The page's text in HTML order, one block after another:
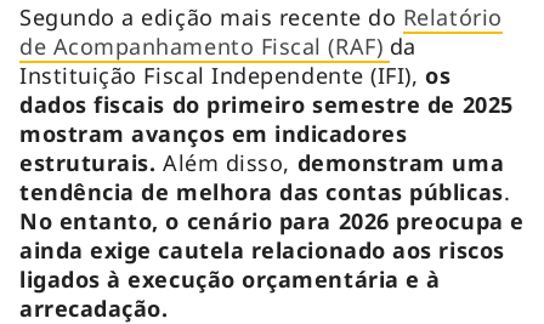
Segundo a edição mais recente do Relatório
de Acompanhamento Fiscal (RAF) da
Instituição Fiscal Independente (IFI), os
dados fiscais do primeiro semestre de 2025
mostram avanços em indicadores
estruturais.Além disso, demonstram uma
tendência de melhora das contas públicas.
No entanto, o cenário para 2026 preocupa e
ainda exige cautela relacionado aos riscos
ligados à execução orçamentária e à
arrecadação.